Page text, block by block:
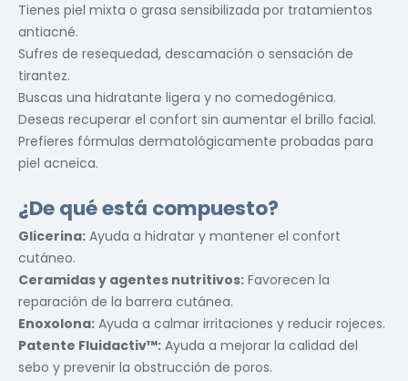
Tienes piel mixta o grasa sensibilizada por tratamientos
antiacné.
Sufres de resequedad, descamación o sensación de
tirantez.
Buscas una hidratante ligera y no comedogénica.
Deseas recuperar el confort sin aumentar el brillo facial.
Prefieres fórmulas dermatológicamente probadas para
piel acneica.
¿De qué está compuesto?
Glicerina: Ayuda a hidratar y mantener el confort
cutáneo.
Ceramidas y agentes nutritivos: Favorecen la
reparación de la barrera cutánea.
Enoxolona: Ayuda a calmar irritaciones y reducir rojeces.
Patente Fluidactiv™: Ayuda a mejorar la calidad del
sebo y prevenir la obstrucción de poros.